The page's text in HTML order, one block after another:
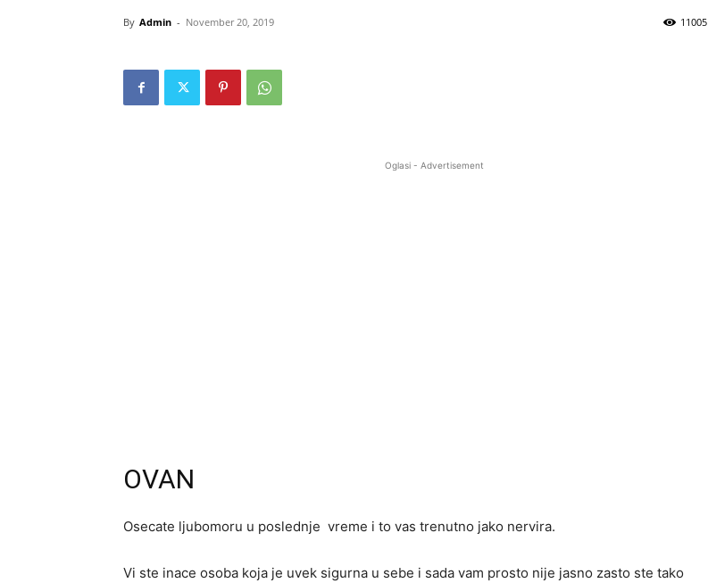
By Admin - November 20, 2019 11005
Oglasi - Advertisement
OVAN
Osecate ljubomoru u poslednje vreme i to vas trenutno jako nervira.
Vi ste inace osoba koja je uvek sigurna u sebe i sada vam prosto nije jasno zasto ste tako